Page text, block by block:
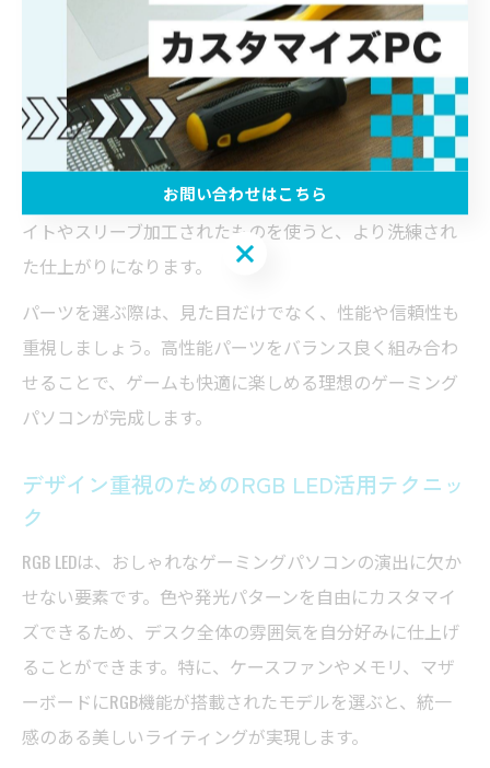
しい内部を演出できます。
たとえば、ホワイト系のグラフィックボードや、発光す
るメモリモジュールを選ぶことで、ガラスパネル越しに
華やかな印象を与えられます。また、水冷クーラーや電
源ユニットもデザイン性の高いモデルが多く、全体のト
ーンを合わせやすいのが特徴です。SSDやケーブルもホワ
イトやスリーブ加工されたものを使うと、より洗練され
た仕上がりになります。
パーツを選ぶ際は、見た目だけでなく、性能や信頼性も
重視しましょう。高性能パーツをバランス良く組み合わ
せることで、ゲームも快適に楽しめる理想のゲーミング
パソコンが完成します。
デザイン重視のためのRGB LED活用テクニッ
ク
RGB LEDは、おしゃれなゲーミングパソコンの演出に欠か
せない要素です。色や発光パターンを自由にカスタマイ
ズできるため、デスク全体の雰囲気を自分好みに仕上げ
ることができます。特に、ケースファンやメモリ、マザ
ーボードにRGB機能が搭載されたモデルを選ぶと、統一
感のある美しいライティングが実現します。
お問い合わせはこちら
お問い合わせはこちら